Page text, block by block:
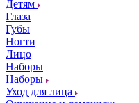
Детям
Глаза
Губы
Ногти
Лицо
Наборы
Наборы
Уход для лица